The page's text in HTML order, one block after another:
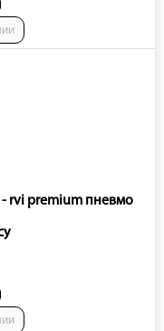
rvi premium пневмо